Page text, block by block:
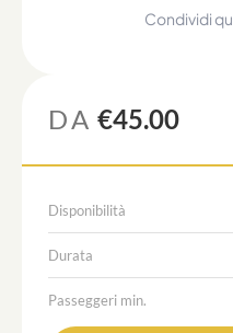
Condividi
DA €45.00
Disponibilità
Durata
Passeggeri min.